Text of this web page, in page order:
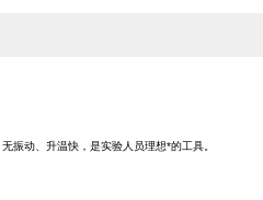
振动、升温快，是实验人员理想*的工具。